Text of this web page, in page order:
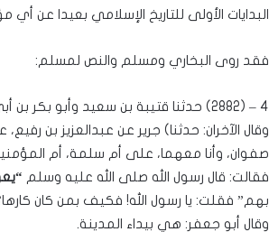
البدايات الأولى للتاريخ الإسلامي بعيدا عن
فقد روى البخاري ومسلم والنص لمسلم:
4 – (2882) حدثنا قتيبة بن سعيد وأبو
وقال الآخران: حدثنا) جرير عن عبدالعزيز بن
صفوان، وأنا معهما، على أم سلمة، أم
فقالت: قال رسول الله صلى الله عليه وسلم
بهم” فقلت: يا رسول الله! فكيف بمن كان
وقال أبو جعفر: هي بيداء المدينة.